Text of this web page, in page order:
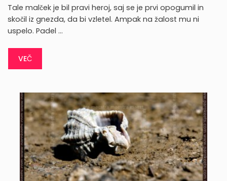
Tale malček je bil pravi heroj, saj se je prvi opogumil in
skočil iz gnezda, da bi vzletel. Ampak na žalost mu ni
uspelo. Padel …
VEČ